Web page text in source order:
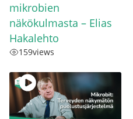
mikrobien
näkökulmasta – Elias
Hakalehto
159views